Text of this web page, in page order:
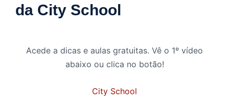
da City School
Acede a dicas e aulas gratuitas. Vê o 1º vídeo
abaixo ou clica no botão!
City School